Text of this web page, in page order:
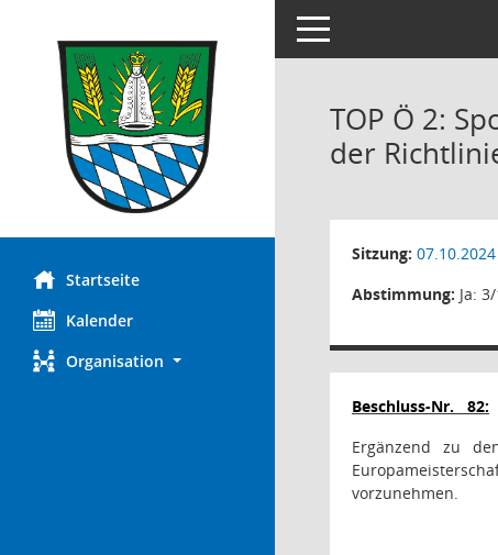
Startseite
Kalender
Organisation
Toggle navigation
TOP Ö 2:
der
Sitzung: 07.10.2024
Abstimmung: Ja:
Beschluss-Nr. 82:
Ergänzend zu
vorzunehmen.